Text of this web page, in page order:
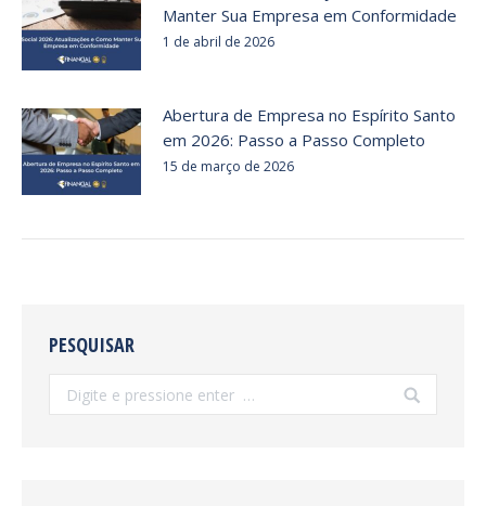
Manter Sua Empresa em Conformidade
1 de abril de 2026
Abertura de Empresa no Espírito Santo
em 2026: Passo a Passo Completo
15 de março de 2026
PESQUISAR
Search: